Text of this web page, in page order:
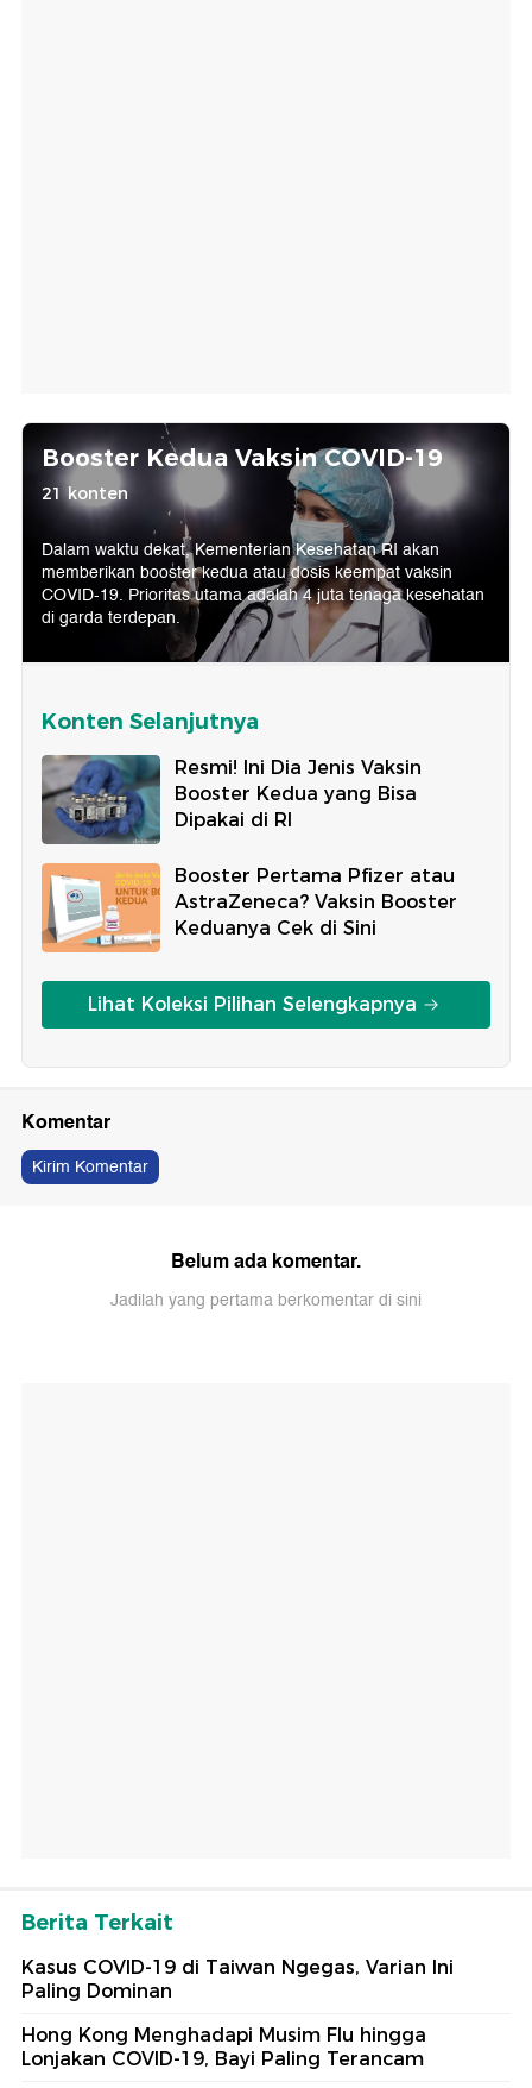
Booster Kedua Vaksin COVID-19
21 konten
Dalam waktu dekat, Kementerian Kesehatan RI akan
memberikan booster kedua atau dosis keempat vaksin
COVID-19. Prioritas utama adalah 4 juta tenaga kesehatan
di garda terdepan.
Konten Selanjutnya
Resmi! Ini Dia Jenis Vaksin
Booster Kedua yang Bisa
Dipakai di RI
Booster Pertama Pfizer atau
AstraZeneca? Vaksin Booster
Keduanya Cek di Sini
Lihat Koleksi Pilihan Selengkapnya
Komentar
Kirim Komentar
Belum ada komentar.
Jadilah yang pertama berkomentar di sini
Berita Terkait
Kasus COVID-19 di Taiwan Ngegas, Varian Ini
Paling Dominan
Hong Kong Menghadapi Musim Flu hingga
Lonjakan COVID-19, Bayi Paling Terancam